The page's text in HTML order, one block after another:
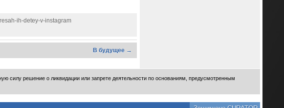
ih-detey-v-instagram
В будущее →
силу решение о ликвидации или запрете деятельности по основаниям, предусмотренным